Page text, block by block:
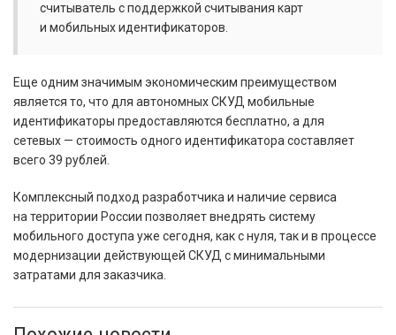
считыватель с поддержкой считывания карт
и мобильных идентификаторов.
Еще одним значимым экономическим преимуществом
является то, что для автономных СКУД мобильные
идентификаторы предоставляются бесплатно, а для
сетевых — стоимость одного идентификатора составляет
всего 39 рублей.
Комплексный подход разработчика и наличие сервиса
на территории России позволяет внедрять систему
мобильного доступа уже сегодня, как с нуля, так и в процессе
модернизации действующей СКУД с минимальными
затратами для заказчика.